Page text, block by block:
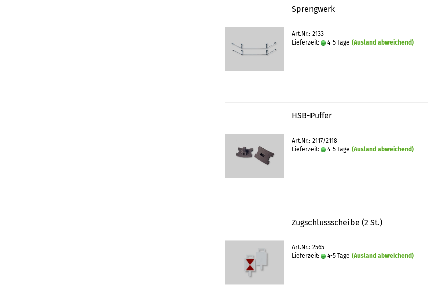
Sprengwerk
Art.Nr.: 2133
Lieferzeit:
4-5 Tage (Ausland abweichend)
HSB-Puffer
Art.Nr.: 2117/2118
Lieferzeit:
4-5 Tage (Ausland abweichend)
Zugschlussscheibe (2 St.)
Art.Nr.: 2565
Lieferzeit:
4-5 Tage (Ausland abweichend)